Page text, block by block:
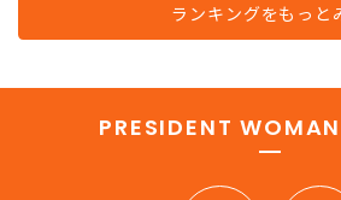
ランキングをもっと
PRESIDENT